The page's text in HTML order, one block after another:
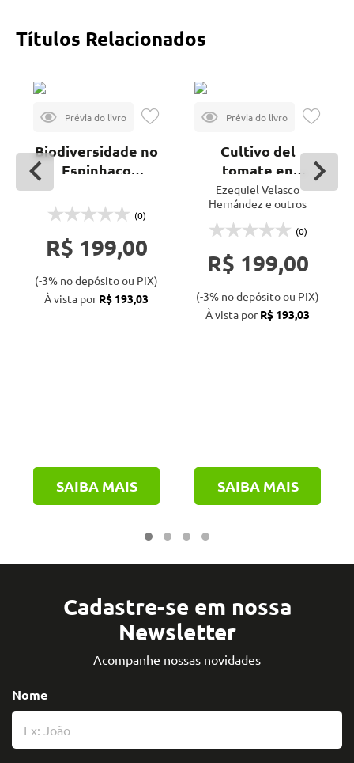
Títulos Relacionados
Biodiversidade no
Espinhaço
biomas e áreas
protegidas
(0)
R$ 199,00
(-3% no depósito ou PIX)
À vista porR$ 193,03
SAIBA MAIS
Cultivo del
tomate en
hidroponía e
invernadero - 3ª
ed.
Ezequiel Velasco
Hernández e outros
(0)
R$ 199,00
(-3% no depósito ou PIX)
À vista porR$ 193,03
SAIBA MAIS
Cadastre-se em nossa
Newsletter
Acompanhe nossas novidades
Nome